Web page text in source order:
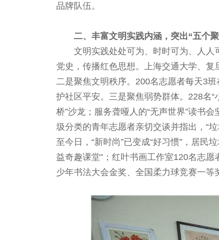
品牌队伍。
二、丰富文明实践内涵，突出“五个
文明实践处处可为、时时可为、人
党史，传播红色思想。上海交通大学、
二是聚焦文明秩序。200名志愿者每天3
护社区平安。三是聚焦弱势群体。228名“
桥”沙龙；服务聋哑人的“无声世界”读书
圾分类的青年志愿者亲切交谈并指出，“
至今日，“新时尚”已变成“好习惯”，居民
益奇趣课堂”；红叶书画工作室120名志
少年书法大会金奖、全国柔力球竞赛一